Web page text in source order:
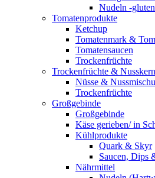
Nudeln -
Tomatenprodukte
Ketchup
Tomatenmark &
Tomatensaucen
Trockenfrüchte
Trockenfrüchte &
Nüsse &
Trockenfrüchte
Großgebinde
Großgebinde
Käse gerieben/ in
Kühlprodukte
Quark & Skyr
Saucen, Dips
Nährmittel